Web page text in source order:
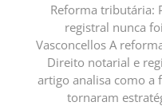
Reforma tributária:
registral nunca
Vasconcellos A
Direito notarial e
artigo analisa como a
tornaram